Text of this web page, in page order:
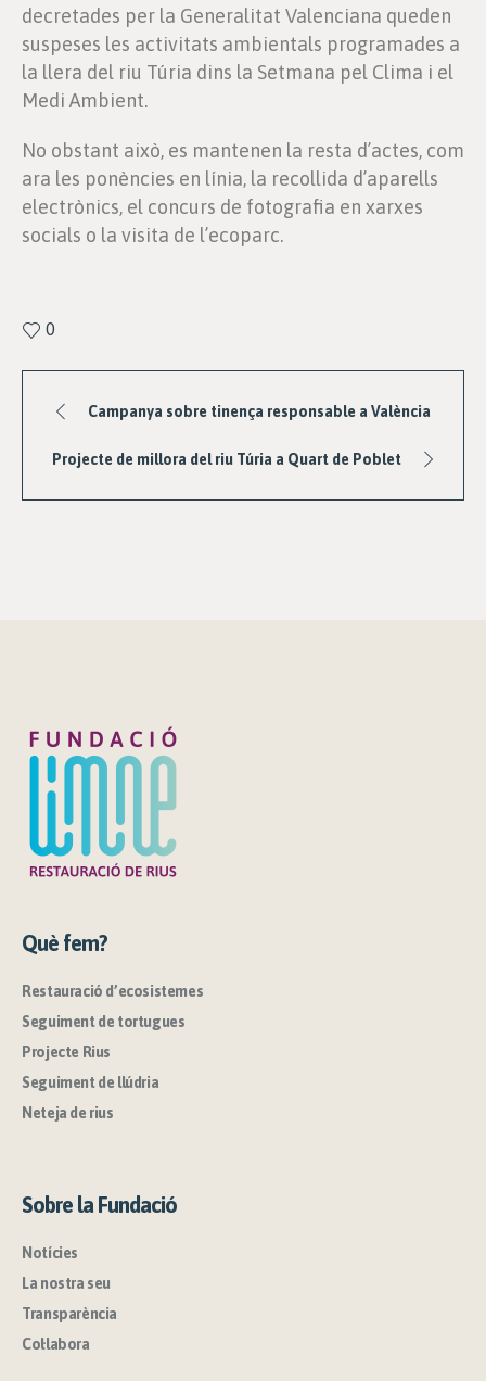
decretades per la Generalitat Valenciana queden
suspeses les activitats ambientals programades a
la llera del riu Túria dins la Setmana pel Clima i el
Medi Ambient.
No obstant això, es mantenen la resta d’actes, com
ara les ponències en línia, la recollida d’aparells
electrònics, el concurs de fotografia en xarxes
socials o la visita de l’ecoparc.
0
Campanya sobre tinença responsable a València
Projecte de millora del riu Túria a Quart de Poblet
Què fem?
Restauració d’ecosistemes
Seguiment de tortugues
Projecte Rius
Seguiment de llúdria
Neteja de rius
Sobre la Fundació
Notícies
La nostra seu
Transparència
Col·labora